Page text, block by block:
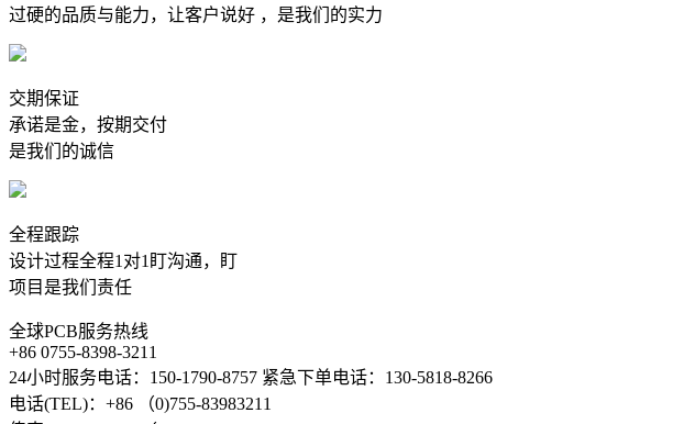
过硬的品质与能力，让客户说好 ，是我们的实力
交期保证
承诺是金，按期交付
是我们的诚信
全程跟踪
设计过程全程1对1盯沟通，盯
项目是我们责任
全球PCB服务热线
+86 0755-8398-3211
24小时服务电话：150-1790-8757 紧急下单电话：130-5818-8266
电话(TEL)：+86 （0)755-83983211